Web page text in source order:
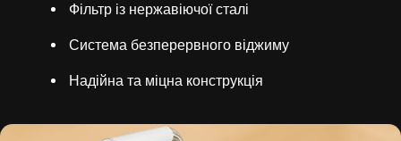
Фільтр із нержавіючої сталі
Система безперервного віджиму
Надійна та міцна конструкція